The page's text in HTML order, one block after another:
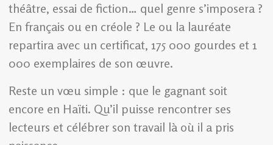
théâtre, essai de fiction… quel genre s’imposera ?
En français ou en créole ? Le ou la lauréate
repartira avec un certificat, 175 000 gourdes et 1
000 exemplaires de son œuvre.
Reste un vœu simple : que le gagnant soit
encore en Haïti. Qu’il puisse rencontrer ses
lecteurs et célébrer son travail là où il a pris